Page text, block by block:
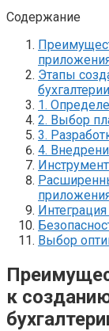
Содержание
Этапы
бухгалтерии
1.
2. Выбор
3.
4.
Выбор
к